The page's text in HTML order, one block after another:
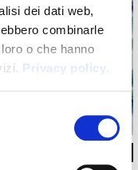
dei dati web,
combinarle
o che hanno
Privacy policy.